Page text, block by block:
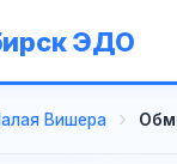
ЭДО
Вишера